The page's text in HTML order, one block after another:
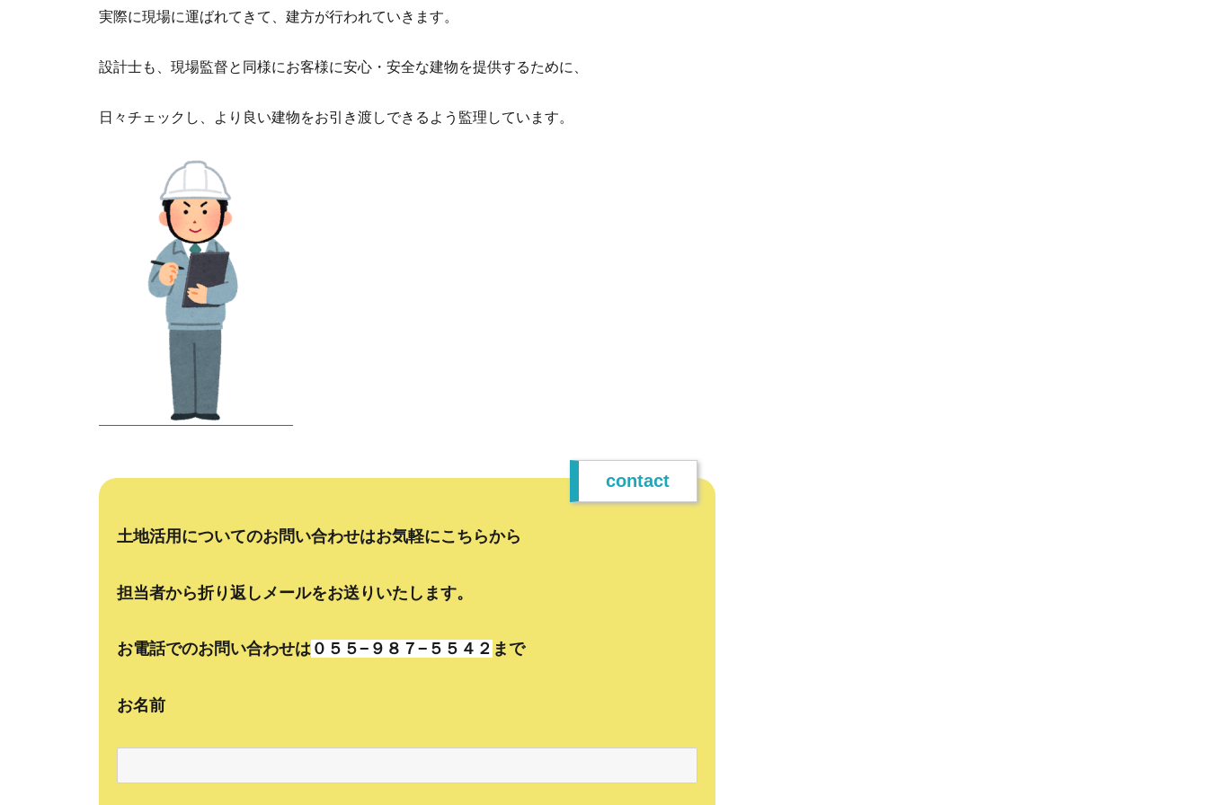
実際に現場に運ばれてきて、建方が行われていきます。
設計士も、現場監督と同様にお客様に安心・安全な建物を提供するために、
日々チェックし、より良い建物をお引き渡しできるよう監理しています。
contact
土地活用についてのお問い合わせはお気軽にこちらから
担当者から折り返しメールをお送りいたします。
お電話でのお問い合わせは ０５５−９８７−５５４２ まで
お名前